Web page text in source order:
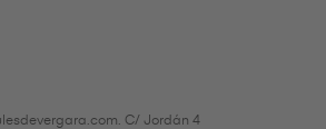
C/ Jordán 4